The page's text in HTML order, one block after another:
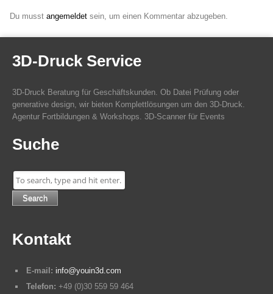
Du musst angemeldet sein, um einen Kommentar abzugeben.
3D-Druck Service
3D-Druck Beratung für Geschäftskunden. Ob Datei Prüfung oder
generative design, wir bieten Komplettlösungen um den 3D-Druck.
Agentur Fortbildungen & Workshops. 3D-Scanner für Events
Suche
Search
Kontakt
E-mail: info@youin3d.com
Telefon: +49 (0)30 559 59 464